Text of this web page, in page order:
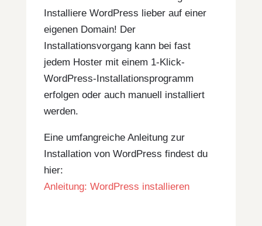
Installiere WordPress lieber auf einer
eigenen Domain! Der
Installationsvorgang kann bei fast
jedem Hoster mit einem 1-Klick-
WordPress-Installationsprogramm
erfolgen oder auch manuell installiert
werden.
Eine umfangreiche Anleitung zur
Installation von WordPress findest du
hier:
Anleitung: WordPress installieren